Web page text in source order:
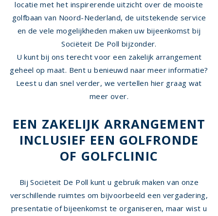
locatie met het inspirerende uitzicht over de mooiste
golfbaan van Noord-Nederland, de uitstekende service
en de vele mogelijkheden maken uw bijeenkomst bij
Sociëteit De Poll bijzonder.
U kunt bij ons terecht voor een zakelijk arrangement
geheel op maat. Bent u benieuwd naar meer informatie?
Leest u dan snel verder, we vertellen hier graag wat
meer over.
EEN ZAKELIJK ARRANGEMENT
INCLUSIEF EEN GOLFRONDE
OF GOLFCLINIC
Bij Sociëteit De Poll kunt u gebruik maken van onze
verschillende ruimtes om bijvoorbeeld een vergadering,
presentatie of bijeenkomst te organiseren, maar wist u